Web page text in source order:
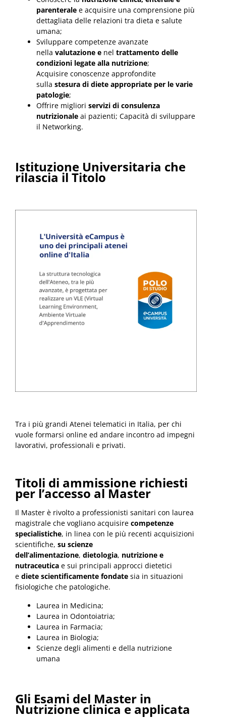
parenterale e acquisire una comprensione più
dettagliata delle relazioni tra dieta e salute
umana;
Sviluppare competenze avanzate
nella valutazione e nel trattamento delle
condizioni legate alla nutrizione;
Acquisire conoscenze approfondite
sulla stesura di diete appropriate per le varie
patologie;
Offrire migliori servizi di consulenza
nutrizionale ai pazienti; Capacità di sviluppare
il Networking.
Istituzione Universitaria che
rilascia il Titolo
Tra i più grandi Atenei telematici in Italia, per chi
vuole formarsi online ed andare incontro ad impegni
lavorativi, professionali e privati.
Titoli di ammissione richiesti
per l’accesso al Master
Il Master è rivolto a professionisti sanitari con laurea
magistrale che vogliano acquisire competenze
specialistiche, in linea con le più recenti acquisizioni
scientifiche, su scienze
dell’alimentazione, dietologia, nutrizione e
nutraceutica e sui principali approcci dietetici
e diete scientificamente fondate sia in situazioni
fisiologiche che patologiche.
Laurea in Medicina;
Laurea in Odontoiatria;
Laurea in Farmacia;
Laurea in Biologia;
Scienze degli alimenti e della nutrizione
umana
Gli Esami del Master in
Nutrizione clinica e applicata